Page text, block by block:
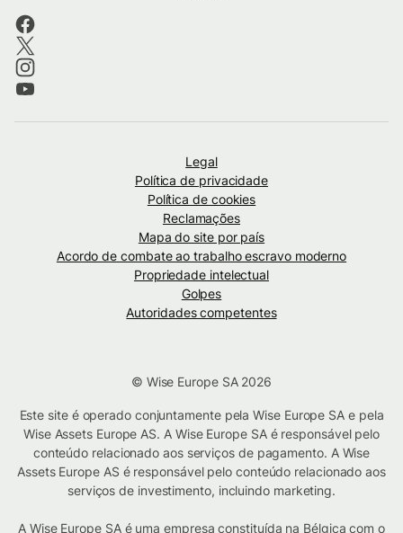
Legal
Política de privacidade
Política de cookies
Reclamações
Mapa do site por país
Acordo de combate ao trabalho escravo moderno
Propriedade intelectual
Golpes
Autoridades competentes
© Wise Europe SA 2026
Este site é operado conjuntamente pela Wise Europe SA e pela
Wise Assets Europe AS. A Wise Europe SA é responsável pelo
conteúdo relacionado aos serviços de pagamento. A Wise
Assets Europe AS é responsável pelo conteúdo relacionado aos
serviços de investimento, incluindo marketing.
A Wise Europe SA é uma empresa constituída na Bélgica com o